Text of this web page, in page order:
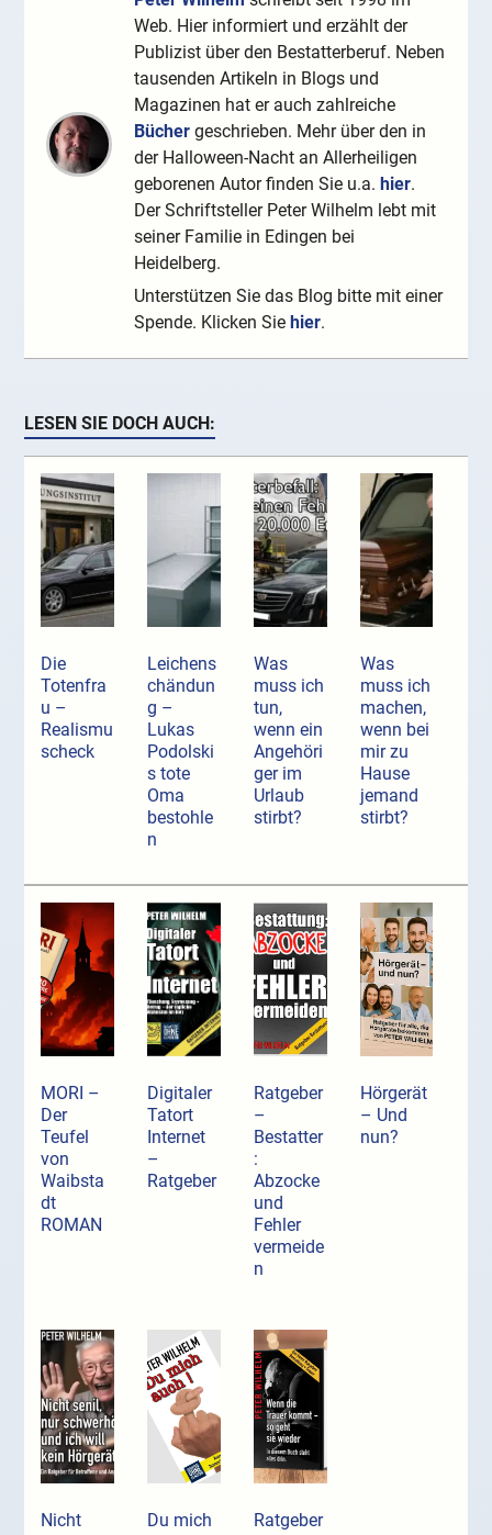
Web. Hier informiert und erzählt der
Publizist über den Bestatterberuf. Neben
tausenden Artikeln in Blogs und
Magazinen hat er auch zahlreiche
Bücher geschrieben. Mehr über den in
der Halloween-Nacht an Allerheiligen
geborenen Autor finden Sie u.a.hier.
Der Schriftsteller Peter Wilhelm lebt mit
seiner Familie in Edingen bei
Heidelberg.
Unterstützen Sie das Blog bitte mit einer
Spende. Klicken Siehier.
LESEN SIE DOCH AUCH:
Die
Totenfra
u –
Realismu
scheck
Leichens
chändun
g –
Lukas
Podolski
s tote
Oma
bestohle
n
Was
muss ich
tun,
wenn ein
Angehöri
ger im
Urlaub
stirbt?
Was
muss ich
machen,
wenn bei
mir zu
Hause
jemand
stirbt?
MORI –
Der
Teufel
von
Waibsta
dt
ROMAN
Digitaler
Tatort
Internet
–
Ratgeber
Ratgeber
–
Bestatter
:
Abzocke
und
Fehler
vermeide
n
Hörgerät
– Und
nun?
Nicht
Du mich
Ratgeber